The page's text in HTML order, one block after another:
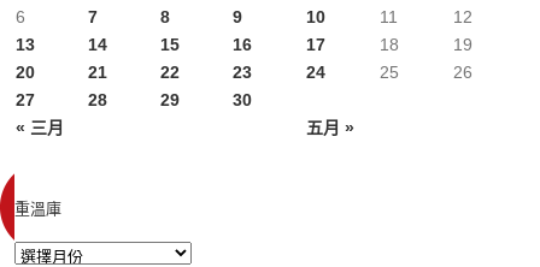
« 三月 五月 »
6
7 8 9 10 11
12
13
14 15 16 17 18
19
20
21 22 23 24 25
26
27
28 29 30
重溫庫